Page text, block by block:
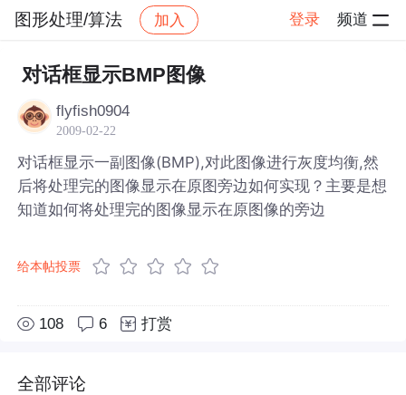
图形处理/算法 加入 登录 频道
社区 图形处理/算法 帖子详情
对话框显示BMP图像
flyfish0904
2009-02-22
对话框显示一副图像(BMP),对此图像进行灰度均衡,然
后将处理完的图像显示在原图旁边如何实现？主要是想
知道如何将处理完的图像显示在原图像的旁边
给本帖投票
108 6 打赏
全部评论